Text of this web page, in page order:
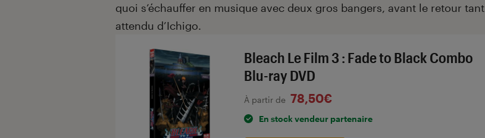
quoi s’échauffer en musique avec deux gros bangers, avant le retour tant
attendu d’Ichigo.
Bleach Le Film 3 : Fade to Black Combo
Blu-ray DVD
À partir de 78,50€
En stock vendeur partenaire